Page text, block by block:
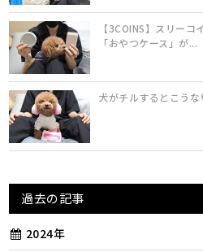
【3COINS】スリー
「おやつケース」が...
犬がチルするとこうな
過去の記事
2024年